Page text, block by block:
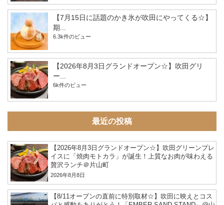
【7月15日に話題のかき氷が吹田にやってくる☆】
期...
6.3k件のビュー
【2026年8月3日グランドオープン☆】吹田グリ
ー...
6k件のビュー
最近の投稿
【2026年8月3日グランドオープン☆】吹田グリーンプレ
イスに「焼肉モトカラ」が誕生！上質なお肉が味わえる
贅沢ランチ＠片山町
2026年8月8日
【8/11オープンの直前に特別取材☆】吹田に映えとコス